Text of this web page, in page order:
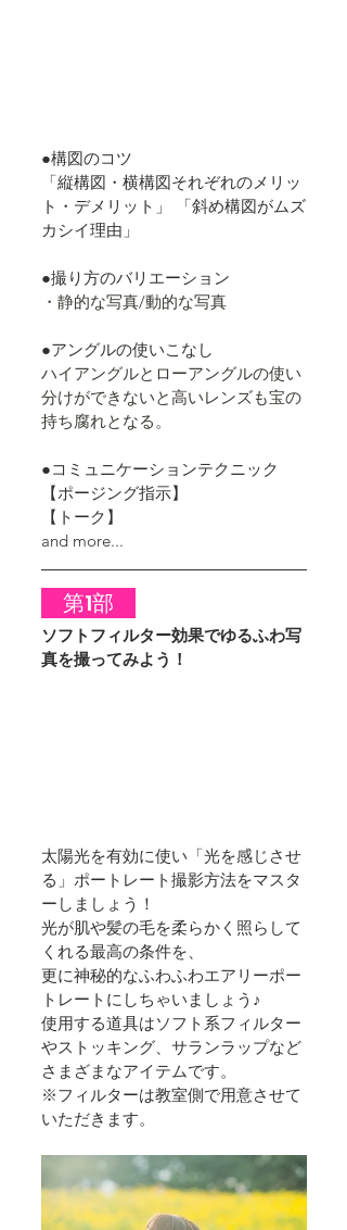
●構図のコツ
「縦構図・横構図それぞれのメリッ
ト・デメリット」 「斜め構図がムズ
カシイ理由」
●撮り方のバリエーション
・静的な写真/動的な写真
●アングルの使いこなし
ハイアングルとローアングルの使い
分けができないと高いレンズも宝の
持ち腐れとなる。
●コミュニケーションテクニック
【ポージング指示】
【トーク】
and more...
第1部
ソフトフィルター効果でゆるふわ写
真を撮ってみよう！
太陽光を有効に使い「光を感じさせ
る」ポートレート撮影方法をマスタ
ーしましょう！
光が肌や髪の毛を柔らかく照らして
くれる最高の条件を、
更に神秘的なふわふわエアリーポー
トレートにしちゃいましょう♪
使用する道具はソフト系フィルター
やストッキング、サランラップなど
さまざまなアイテムです。
※フィルターは教室側で用意させて
いただきます。